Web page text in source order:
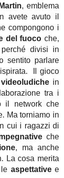
, emblema
avete avuto il
compongono i
del fuoco che,
divisi in
sentito parlare
Il gioco
in
tra i
il network che
Ma torniamo in
cui i ragazzi di
che
, ma anche
La cosa merita
aspettativee